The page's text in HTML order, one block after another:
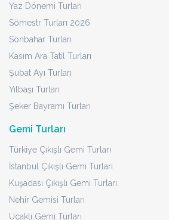
Yaz Dönemi Turları
Sömestr Turları 2026
Sonbahar Turları
Kasım Ara Tatil Turları
Şubat Ayı Turları
Yılbaşı Turları
Şeker Bayramı Turları
Gemi Turları
Türkiye Çıkışlı Gemi Turları
İstanbul Çıkışlı Gemi Turları
Kuşadası Çıkışlı Gemi Turları
Nehir Gemisi Turları
Uçaklı Gemi Turları